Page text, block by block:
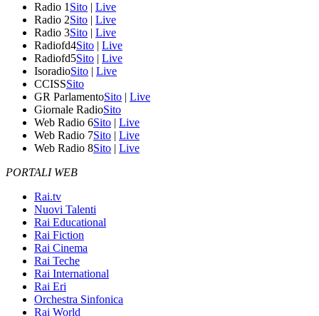
Radio 1 Sito | Live
Radio 2Sito | Live
Radio 3Sito | Live
Radiofd4Sito | Live
Radiofd5Sito | Live
IsoradioSito | Live
CCISSSito
GR ParlamentoSito | Live
Giornale RadioSito
Web Radio 6Sito | Live
Web Radio 7Sito | Live
Web Radio 8Sito | Live
PORTALI WEB
Rai.tv
Nuovi Talenti
Rai Educational
Rai Fiction
Rai Cinema
Rai Teche
Rai International
Rai Eri
Orchestra Sinfonica
Rai World